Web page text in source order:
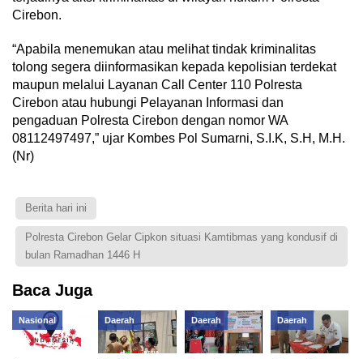
Cirebon.
“Apabila menemukan atau melihat tindak kriminalitas
tolong segera diinformasikan kepada kepolisian terdekat
maupun melalui Layanan Call Center 110 Polresta
Cirebon atau hubungi Pelayanan Informasi dan
pengaduan Polresta Cirebon dengan nomor WA
08112497497,” ujar Kombes Pol Sumarni, S.I.K, S.H, M.H.
(Nr)
Berita hari ini
Polresta Cirebon Gelar Cipkon situasi Kamtibmas yang kondusif di
bulan Ramadhan 1446 H
Baca Juga
Nasional Daerah Daerah Daerah